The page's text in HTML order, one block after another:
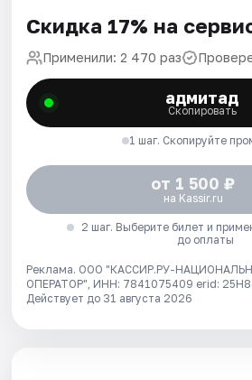
Скидка 17% на
Применили: 2 470 раз
адмитад
Скопировать
1 шаг. Скопируйте
от 1 500 ₽
на Kassir.ru
2 шаг. Выберите билет и
до оплаты
Реклама. ООО "КАССИР.РУ-
ОПЕРАТОР", ИНН: 7841075409 erid:
Действует до 31 августа 2026